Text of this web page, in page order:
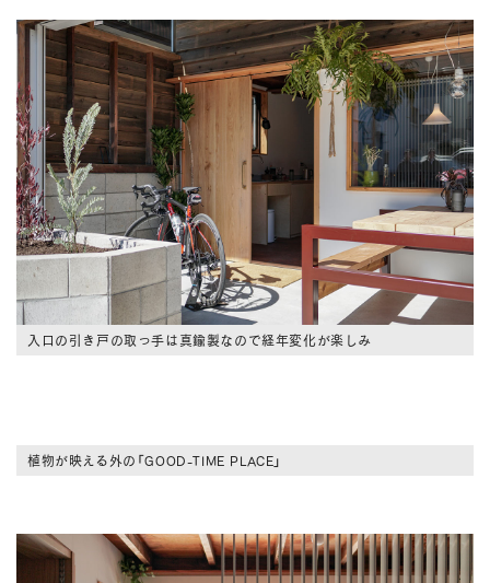
入口の引き戸の取っ手は真鍮製なので経年変化が楽しみ
植物が映える外の「GOOD-TIME PLACE」